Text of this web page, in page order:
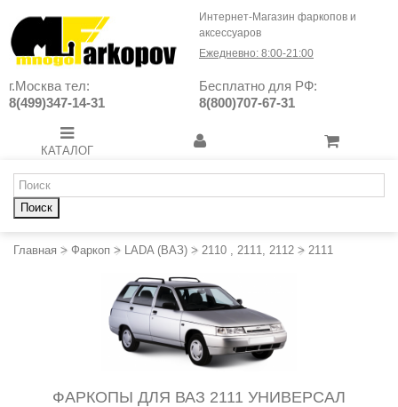
Интернет-Магазин фаркопов и
аксессуаров
Ежедневно: 8:00-21:00
г.Москва тел:
8(499)347-14-31
Бесплатно для РФ:
8(800)707-67-31
КАТАЛОГ
Поиск
Главная > Фаркоп > LADA (ВАЗ) > 2110 , 2111, 2112 > 2111
ФАРКОПЫ ДЛЯ ВАЗ 2111 УНИВЕРСАЛ